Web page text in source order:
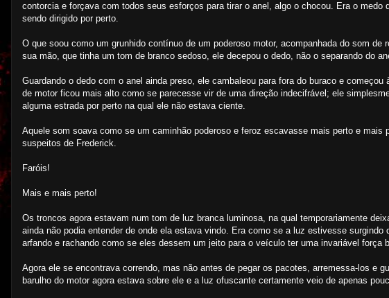
contorcia e forçava com todos seus esforços para tirar o anel, algo o chocou. Era o
sendo dirigido por perto.
O que soou como um grunhido contínuo de um poderoso motor, acompanhada do som
sua mão, que tinha um tom de branco sedoso, ele decepou o dedo, não o separando do
Guardando o dedo com o anel ainda preso, ele cambaleou para fora do buraco e
de motor ficou mais alto como se parecesse vir de uma direção indecifrável; ele
alguma estrada por perto na qual ele não estava ciente.
Aquele som soava como se um caminhão poderoso e feroz escavasse mais perto e
suspeitos de Frederick.
Faróis!
Mais e mais perto!
Os troncos agora estavam num tom de luz branca luminosa, na qual temporariamente
ainda não podia entender de onde ela estava vindo. Era como se a luz estivesse
arfando e rachando como se eles dessem um jeito para o veículo ter uma invariável força
Agora ele se encontrava correndo, mas não antes de pegar os pacotes, arremessa-los e
barulho do motor agora estava sobre ele e a luz ofuscante certamente veio de apenas